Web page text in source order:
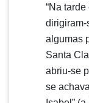
“Na
dirigiram-
algumas
Santa
abriu-se
se